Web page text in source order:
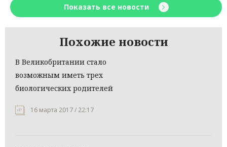
Показать все новости
Похожие новости
В Великобритании стало
возможным иметь трех
биологических родителей
16 марта 2017 / 22:17